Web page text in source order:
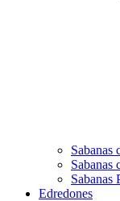
Sabanas
Sabanas
Sabanas
Edredones